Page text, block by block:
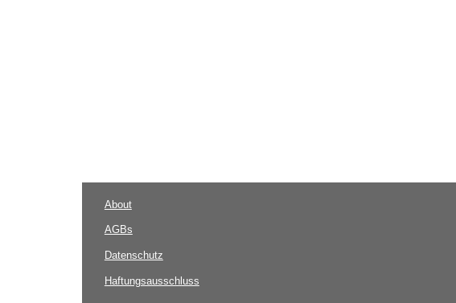
About
AGBs
Datenschutz
Haftungsausschluss